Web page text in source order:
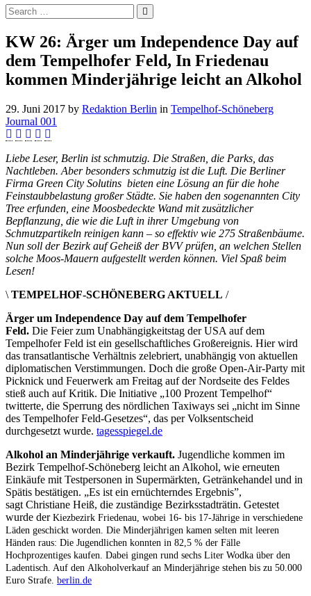
KW 26: Ärger um Independence Day auf
dem Tempelhofer Feld, In Friedenau
kommen Minderjährige leicht an Alkohol
29. Juni 2017 by Redaktion Berlin in Tempelhof-Schöneberg
Journal 001
Liebe Leser, Berlin ist schmutzig. Die Straßen, die Parks, das
Nachtleben. Aber besonders schmutzig ist die Luft. Die Berliner
Firma Green City Solutins bieten eine Lösung an für die hohe
Feinstaubbelastung großer Städte. Sie haben den sogenannten City
Tree erfunden, eine Moosbedeckte Wand mit zusätzlicher
Bepflanzung, die wie die Luft in ihrer Umgebung von
Schmutzpartikeln reinigen kann – so effektiv wie 275 Straßenbäume.
Nun soll der Bezirk auf Geheiß der BVV prüfen, an welchen Stellen
solche Moos-Mauern aufgestellt werden können. Viel Spaß beim
Lesen!
\ TEMPELHOF-SCHÖNEBERG AKTUELL /
Ärger um Independence Day auf dem Tempelhofer
Feld. Die Feier zum Unabhängigkeitstag der USA auf dem
Tempelhofer Feld ist ein gesellschaftliches Großereignis. Hier wird
das transatlantische Verhältnis zelebriert, unabhängig von aktuellen
diplomatischen Verstimmungen. Doch die große Open-Air-Party mit
Picknick und Feuerwerk am Freitag auf der Nordseite des Feldes
stieß auch auf Kritik. Die Initiative „100 Prozent Tempelhof“
twitterte, die Sperrung des nördlichen Taxiways sei „nicht im Sinne
des Tempelhofer Feld-Gesetzes“, das per Volksentscheid
durchgesetzt wurde. tagesspiegel.de
Alkohol an Minderjährige verkauft. Jugendliche kommen im
Bezirk Tempelhof-Schöneberg leicht an Alkohol, wie erneuten
Einkäufe mit Testpersonen in Supermärkten, Getränkehandel und in
Spätis bestätigen. „Es ist ein ernüchterndes Ergebnis”,
sagt Christiane Heiß, die zuständige Bezirksstadträtin. Getestet
wurde der Kiezbezirk Friedenau, wobei 16- bis 17-Jährige in verschiedene
Läden geschickt worden. Die Minderjährigen kamen selten mit leeren
Händen raus: Die Jugendlichen konnten in 82,5 % der Fälle
Hochprozentiges kaufen. Dabei gingen rund sechs Liter Wodka über den
Ladentisch. Auf den Alkoholverkauf an Minderjährige stehen bis zu 50.000
Euro Strafe. berlin.de